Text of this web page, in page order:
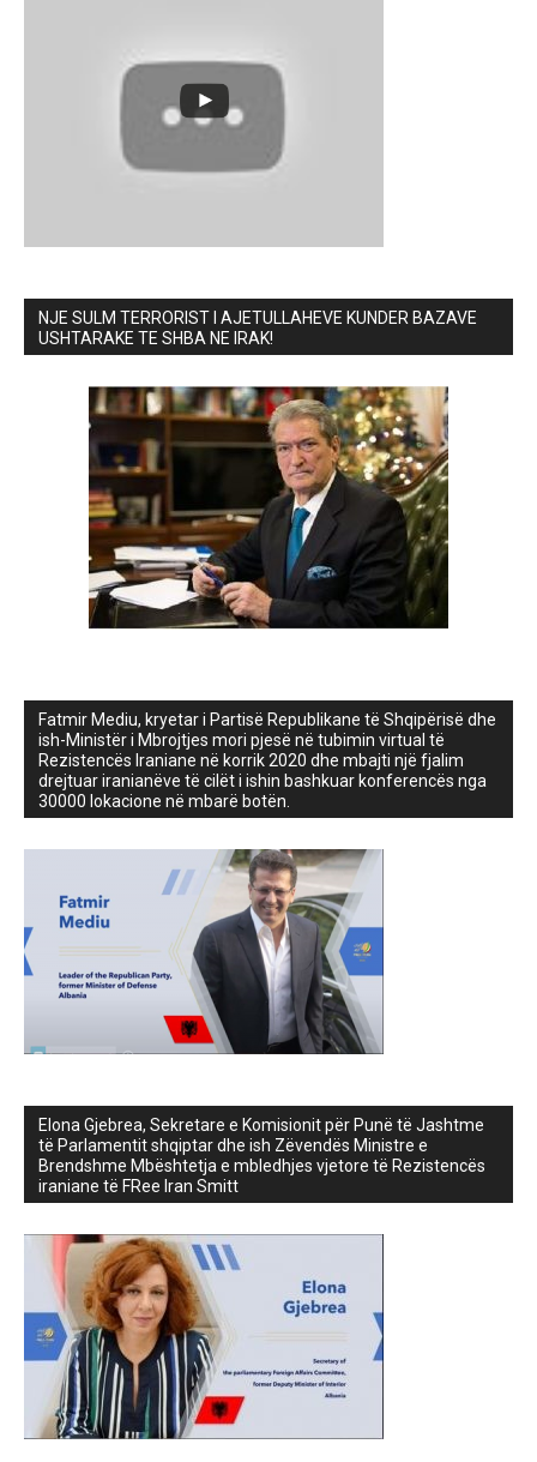
NJE SULM TERRORIST I AJETULLAHEVE KUNDER BAZAVE
USHTARAKE TE SHBA NE IRAK!
Fatmir Mediu, kryetar i Partisë Republikane të Shqipërisë dhe
ish-Ministër i Mbrojtjes mori pjesë në tubimin virtual të
Rezistencës Iraniane në korrik 2020 dhe mbajti një fjalim
drejtuar iranianëve të cilët i ishin bashkuar konferencës nga
30000 lokacione në mbarë botën.
Elona Gjebrea, Sekretare e Komisionit për Punë të Jashtme
të Parlamentit shqiptar dhe ish Zëvendës Ministre e
Brendshme Mbështetja e mbledhjes vjetore të Rezistencës
iraniane të FRee Iran Smitt